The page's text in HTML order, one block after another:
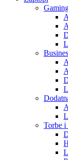
Torbe i